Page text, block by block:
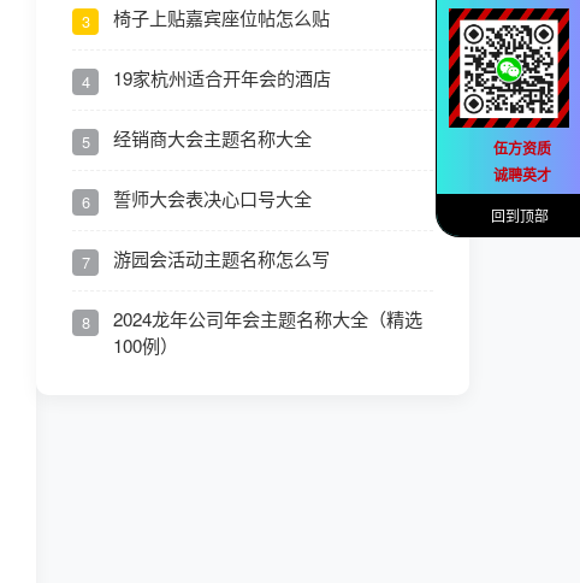
3 椅子上贴嘉宾座位帖怎么贴
4 19家杭州适合开年会的酒店
5 经销商大会主题名称大全
6 誓师大会表决心口号大全
7 游园会活动主题名称怎么写
8
2024龙年公司年会主题名称大全（精选
100例）
伍方资质
诚聘英才
回到顶部